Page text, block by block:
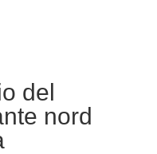
del
nord